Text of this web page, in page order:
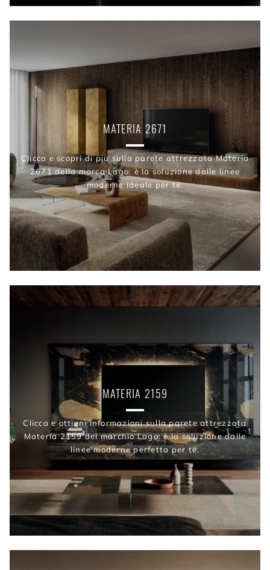
MATERIA 2671
Clicca e scopri di più sulla parete attrezzata Materia
2671 della marca Lago: è la soluzione dalle linee
moderne ideale per te.
MATERIA 2159
Clicca e ottieni informazioni sulla parete attrezzata
Materia 2159 del marchio Lago: è la soluzione dalle
linee moderne perfetta per te.